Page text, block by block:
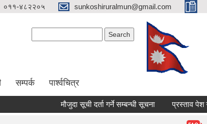
०११-४८२२०५ sunkoshiruralmun@gmail.com
सम्पर्क पार्श्वचित्र
मौजुदा सूची दर्ता गर्ने सम्बन्धी सूचना प्रस्ताव पेश गर्ने